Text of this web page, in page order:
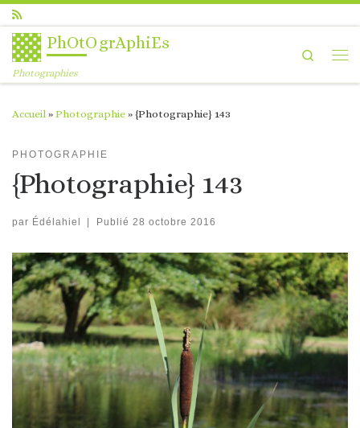
Passer au contenu
PhOtOgrAphiEs
Photographies
Search
Accueil » Photographie » {Photographie} 143
PHOTOGRAPHIE
{Photographie} 143
par Édélahiel Publié 28 octobre 2016